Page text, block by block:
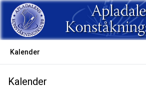
Kalender
Kalender